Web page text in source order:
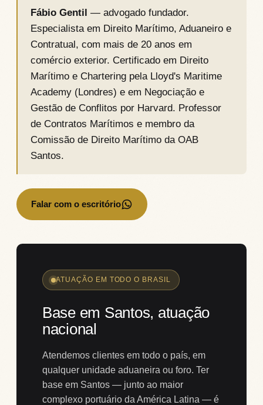
Fábio Gentil — advogado fundador.
Especialista em Direito Marítimo, Aduaneiro e
Contratual, com mais de 20 anos em
comércio exterior. Certificado em Direito
Marítimo e Chartering pela Lloyd's Maritime
Academy (Londres) e em Negociação e
Gestão de Conflitos por Harvard. Professor
de Contratos Marítimos e membro da
Comissão de Direito Marítimo da OAB
Santos.
Falar com o escritório→
ATUAÇÃO EM TODO O BRASIL
Base em Santos, atuação
nacional
Atendemos clientes em todo o país, em
qualquer unidade aduaneira ou foro. Ter
base em Santos — junto ao maior
complexo portuário da América Latina — é